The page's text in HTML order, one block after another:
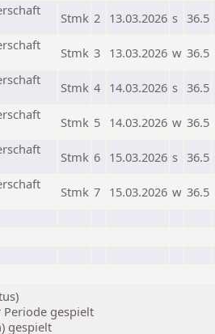
Stmk 2 13.03.2026 s 36.5
Stmk 3 13.03.2026 w 36.5
Stmk 4 14.03.2026 s 36.5
Stmk 5 14.03.2026 w 36.5
Stmk 6 15.03.2026 s 36.5
Stmk 7 15.03.2026 w 36.5
gespielt
gespielt